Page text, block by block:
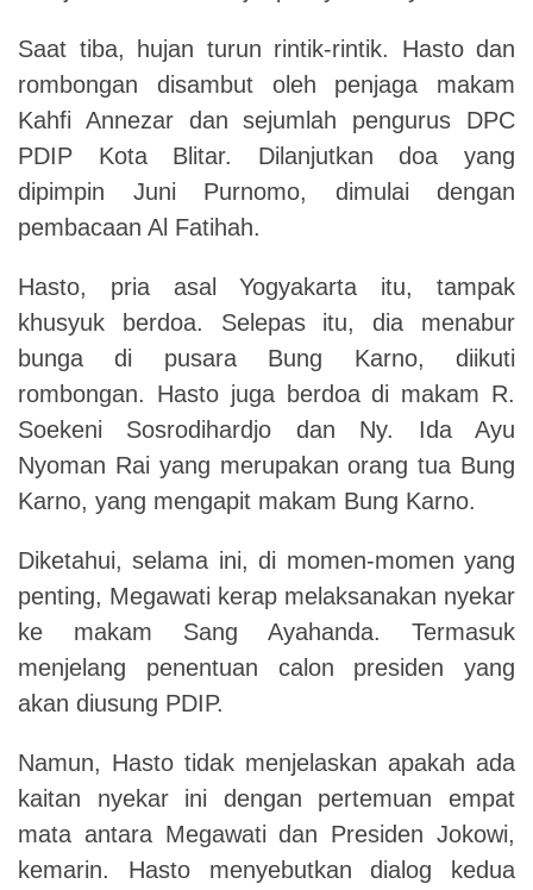
Saat tiba, hujan turun rintik-rintik. Hasto dan
rombongan disambut oleh penjaga makam
Kahfi Annezar dan sejumlah pengurus DPC
PDIP Kota Blitar. Dilanjutkan doa yang
dipimpin Juni Purnomo, dimulai dengan
pembacaan Al Fatihah.
Hasto, pria asal Yogyakarta itu, tampak
khusyuk berdoa. Selepas itu, dia menabur
bunga di pusara Bung Karno, diikuti
rombongan. Hasto juga berdoa di makam R.
Soekeni Sosrodihardjo dan Ny. Ida Ayu
Nyoman Rai yang merupakan orang tua Bung
Karno, yang mengapit makam Bung Karno.
Diketahui, selama ini, di momen-momen yang
penting, Megawati kerap melaksanakan nyekar
ke makam Sang Ayahanda. Termasuk
menjelang penentuan calon presiden yang
akan diusung PDIP.
Namun, Hasto tidak menjelaskan apakah ada
kaitan nyekar ini dengan pertemuan empat
mata antara Megawati dan Presiden Jokowi,
kemarin. Hasto menyebutkan dialog kedua